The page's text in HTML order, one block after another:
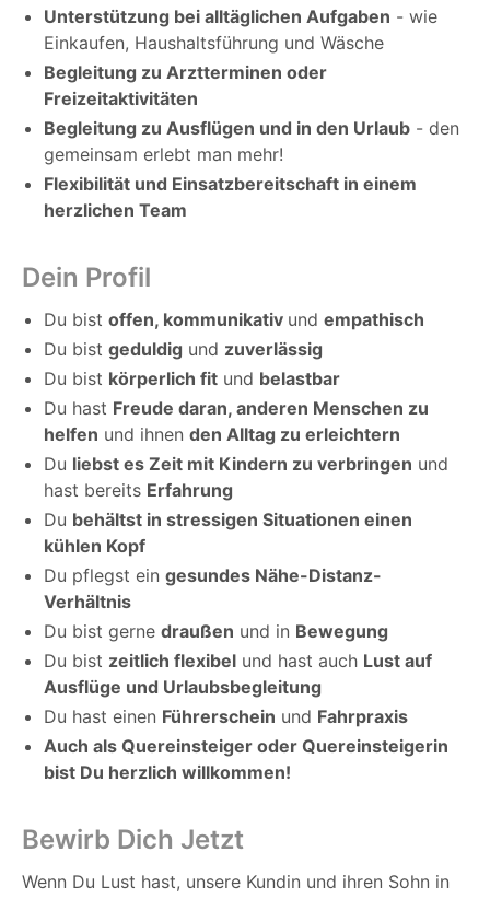
Unterstützung bei alltäglichen Aufgaben - wie
Einkaufen, Haushaltsführung und Wäsche
Begleitung zu Arztterminen oder
Freizeitaktivitäten
Begleitung zu Ausflügen und in den Urlaub - den
gemeinsam erlebt man mehr!
Flexibilität und Einsatzbereitschaft in einem
herzlichen Team
Dein Profil
Du bist offen, kommunikativ und empathisch
Du bist geduldig und zuverlässig
Du bist körperlich fit und belastbar
Du hast Freude daran, anderen Menschen zu
helfen und ihnen den Alltag zu erleichtern
Du liebst es Zeit mit Kindern zu verbringen und
hast bereits Erfahrung
Du behältst in stressigen Situationen einen
kühlen Kopf
Du pflegst ein gesundes Nähe-Distanz-
Verhältnis
Du bist gerne draußen und in Bewegung
Du bist zeitlich flexibel und hast auch Lust auf
Ausflüge und Urlaubsbegleitung
Du hast einen Führerschein und Fahrpraxis
Auch als Quereinsteiger oder Quereinsteigerin
bist Du herzlich willkommen!
Bewirb Dich Jetzt
Wenn Du Lust hast, unsere Kundin und ihren Sohn in